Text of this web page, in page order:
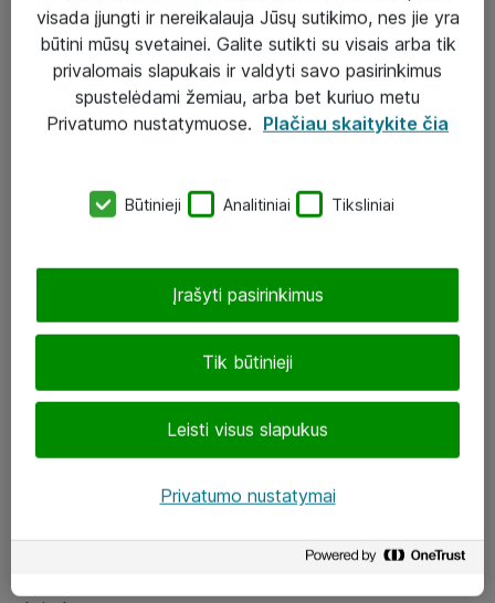
Sprendimai
Įgyvendinti projektai
Atea ekspertų patarimai verslui
eShop@atea.lt
LinkedIn
visada įjungti ir nereikalauja Jūsų sutikimo, nes jie yra
būtini mūsų svetainei. Galite sutikti su visais arba tik
privalomais slapukais ir valdyti savo pasirinkimus
spustelėdami žemiau, arba bet kuriuo metu
Privatumo nustatymuose. Plačiau skaitykite čia
Būtinieji Analitiniai Tiksliniai
Tik būtinieji
Leisti visus slapukus
Įrašyti pasirinkimus
Privatumo nustatymai